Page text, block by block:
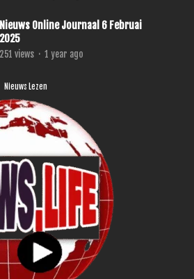
Nieuws Online Journaal 6 Februai
2025
251 views · 1 year ago
Nieuws Lezen